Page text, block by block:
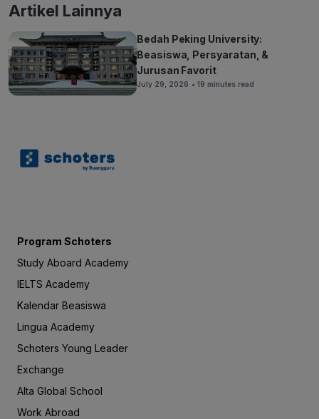
Artikel Lainnya
Bedah Peking University:
Beasiswa, Persyaratan, &
Jurusan Favorit
July 29, 2026 • 19 minutes read
Program Schoters
Study Aboard Academy
IELTS Academy
Kalendar Beasiswa
Lingua Academy
Schoters Young Leader
Exchange
Alta Global School
Work Abroad